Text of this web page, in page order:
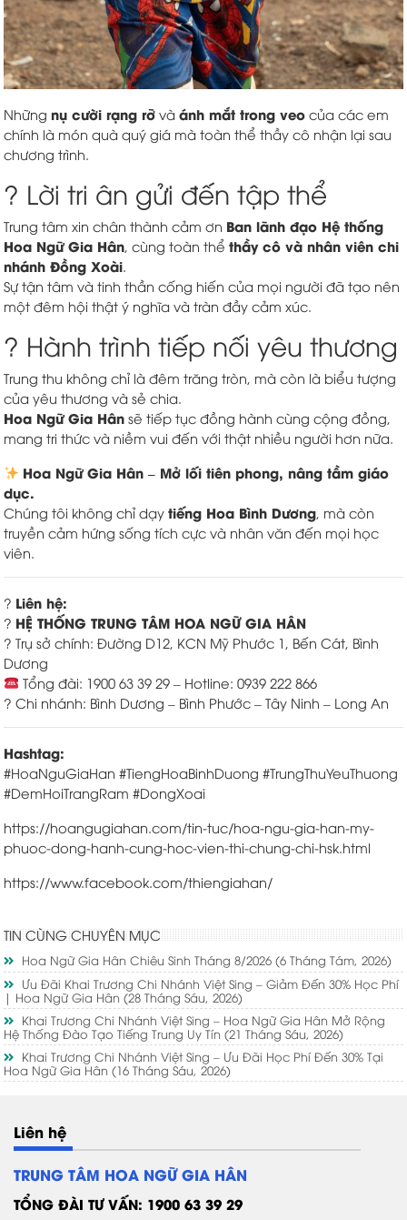
Nhữngnụ cười rạng rỡ vàánh mắt trong veo của các em
chính là món quà quý giá mà toàn thể thầy cô nhận lại sau
chương trình.
? Lời tri ân gửi đến tập thể
Trung tâm xin chân thành cảm ơn Ban lãnh đạo Hệ thống
Hoa Ngữ Gia Hân , cùng toàn thểthầy cô và nhân viên chi
nhánh Đồng Xoài
Sự tận tâm và tinh thần cống hiến của mọi người đã tạo nên
một đêm hội thật ý nghĩa và tràn đầy cảm xúc.
? Hành trình tiếp nối yêu thương
Trung thu không chỉ là đêm trăng tròn, mà còn là biểu tượng
của yêu thương và sẻ chia.
Hoa Ngữ Gia Hân sẽ tiếp tục đồng hành cùng cộng đồng,
mang tri thức và niềm vui đến với thật nhiều người hơn nữa.
Hoa Ngữ Gia Hân – Mở lối tiên phong, nâng tầm giáo
dục.
Chúng tôi không chỉ dạytiếng Hoa Bình Dương , mà còn
truyền cảm hứng sống tích cực và nhân văn đến mọi học
viên.
? Liên hệ:
? HỆ THỐNG TRUNG TÂM HOA NGỮ GIA HÂN
? Trụ sở chính: Đường D12, KCN Mỹ Phước 1, Bến Cát, Bình
Dương
Tổng đài: 1900 63 39 29 – Hotline: 0939 222 866
? Chi nhánh: Bình Dương – Bình Phước – Tây Ninh – Long An
Hashtag:
#HoaNguGiaHan #TiengHoaBinhDuong #TrungThuYeuThuong
#DemHoiTrangRam #DongXoai
https://hoangugiahan.com/tin-tuc/hoa-ngu-gia-han-my-
phuoc-dong-hanh-cung-hoc-vien-thi-chung-chi-hsk.html
https://www.facebook.com/thiengiahan/
TIN CÙNG CHUYÊN MỤC
Hoa Ngữ Gia Hân Chiêu Sinh Tháng 8/2026(6 Tháng Tám, 2026)
Ưu Đãi Khai Trương Chi Nhánh Việt Sing – Giảm Đến 30% Học Phí
| Hoa Ngữ Gia Hân(28 Tháng Sáu, 2026)
Khai Trương Chi Nhánh Việt Sing – Hoa Ngữ Gia Hân Mở Rộng
Hệ Thống Đào Tạo Tiếng Trung Uy Tín(21 Tháng Sáu, 2026)
Khai Trương Chi Nhánh Việt Sing – Ưu Đãi Học Phí Đến 30% Tại
Hoa Ngữ Gia Hân(16 Tháng Sáu, 2026)
Liên hệ
TRUNG TÂM HOA NGỮ GIA HÂN
TỔNG ĐÀI TƯ VẤN: 1900 63 39 29